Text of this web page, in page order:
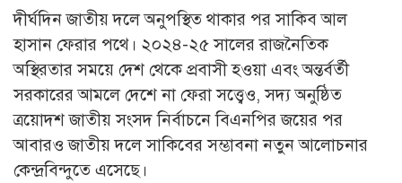
দীর্ঘদিন জাতীয় দলে অনুপস্থিত থাকার পর সাকিব আল
হাসান ফেরার পথে। ২০২৪-২৫ সালের রাজনৈতিক
অস্থিরতার সময়ে দেশ থেকে প্রবাসী হওয়া এবং অন্তর্বর্তী
সরকারের আমলে দেশে না ফেরা সত্ত্বেও, সদ্য অনুষ্ঠিত
ত্রয়োদশ জাতীয় সংসদ নির্বাচনে বিএনপির জয়ের পর
আবারও জাতীয় দলে সাকিবের সম্ভাবনা নতুন আলোচনার
কেন্দ্রবিন্দুতে এসেছে।